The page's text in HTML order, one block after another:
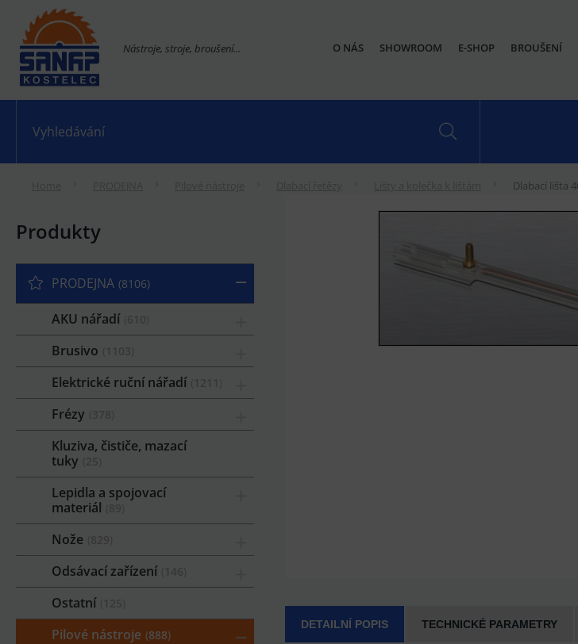
Nástroje, stroje, broušení... O NÁS SHOWROOM E-SHOP BROUŠENÍ
Dlabací lišta
Produkty
PRODEJNA 8106
AKU nářadí
Brusivo
Elektrické ruční nářadí
Frézy
Kluziva, čističe, mazací
tuky
Lepidla a spojovací
materiál
Nože
Odsávací zařízení
Ostatní
Pilové nástroje 888
DETAILNÍ POPIS TECHNICKÉ PARAMETRY